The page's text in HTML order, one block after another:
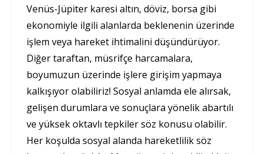
Venüs-Jüpiter karesi altın, döviz, borsa gibi
ekonomiyle ilgili alanlarda beklenenin üzerinde
işlem veya hareket ihtimalini düşündürüyor.
Diğer taraftan, müsrifçe harcamalara,
boyumuzun üzerinde işlere girişim yapmaya
kalkışıyor olabiliriz! Sosyal anlamda ele alırsak,
gelişen durumlara ve sonuçlara yönelik abartılı
ve yüksek oktavlı tepkiler söz konusu olabilir.
Her koşulda sosyal alanda hareketlilik söz